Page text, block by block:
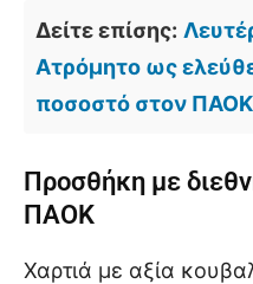
Δείτε επίσης:
Ατρόμητο ως
ποσοστό στον ΠΑΟΚ
Προσθήκη με
ΠΑΟΚ
Χαρτιά με αξία